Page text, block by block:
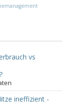
vs
ineffizient -